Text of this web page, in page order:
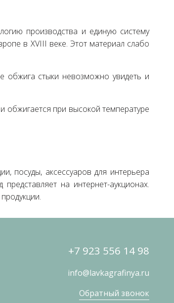
производства и единую систему
в XVIII веке. Этот материал слабо
стыки невозможно увидеть и
обжигается при высокой температуре
посуды, аксессуаров для интерьера
на интернет-аукционах.
+7 923 556 14 98
info@lavkagrafinya.ru
Обратный звонок